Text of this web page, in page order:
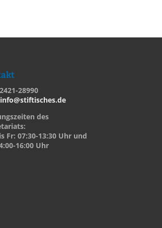
28990
info@stiftisches.de
des
Fr: 07:30-13:30 Uhr und
16:00 Uhr